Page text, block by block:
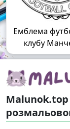
Емблема
клубу
Malunok.top